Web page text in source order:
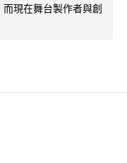
現在舞台製作者與創